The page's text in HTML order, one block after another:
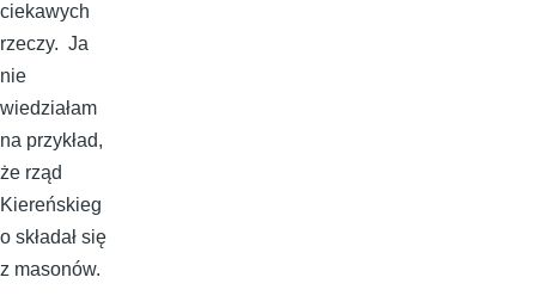
ciekawych
rzeczy. Ja
nie
wiedziałam
na przykład,
że rząd
Kiereńskieg
o składał się
z masonów.